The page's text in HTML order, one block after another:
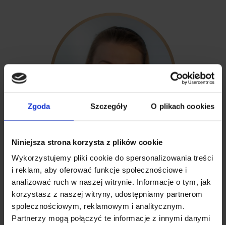
Zgoda Szczegóły O plikach cookies
Niniejsza strona korzysta z plików cookie
Wykorzystujemy pliki cookie do spersonalizowania treści
i reklam, aby oferować funkcje społecznościowe i
analizować ruch w naszej witrynie. Informacje o tym, jak
korzystasz z naszej witryny, udostępniamy partnerom
społecznościowym, reklamowym i analitycznym.
Partnerzy mogą połączyć te informacje z innymi danymi
Nina Wawryszuk
Natu.Care Editor